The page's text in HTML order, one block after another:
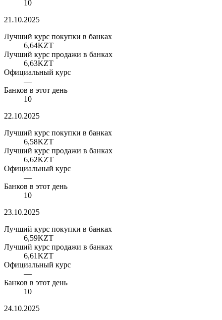
10
21.10.2025
Лучший курс покупки в банках
6,64KZT
Лучший курс продажи в банках
6,63KZT
Официальный курс
—
Банков в этот день
10
22.10.2025
Лучший курс покупки в банках
6,58KZT
Лучший курс продажи в банках
6,62KZT
Официальный курс
—
Банков в этот день
10
23.10.2025
Лучший курс покупки в банках
6,59KZT
Лучший курс продажи в банках
6,61KZT
Официальный курс
—
Банков в этот день
10
24.10.2025